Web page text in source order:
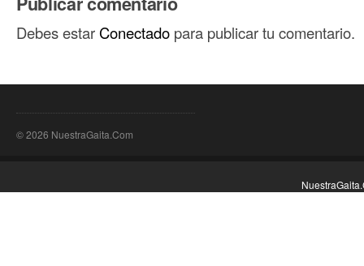
nueva) nueva)
Debes estar Conectado para publicar tu comentario.
© 2026 NuestraGaita.Com